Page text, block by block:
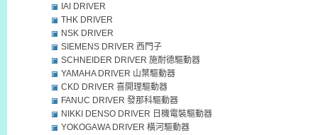
IAI DRIVER
THK DRIVER
NSK DRIVER
SIEMENS DRIVER 西門子
SCHNEIDER DRIVER 施耐德驅動器
YAMAHA DRIVER 山葉驅動器
CKD DRIVER 喜開理驅動器
FANUC DRIVER 發那科驅動器
NIKKI DENSO DRIVER 日機電裝驅動器
YOKOGAWA DRIVER 橫河驅動器